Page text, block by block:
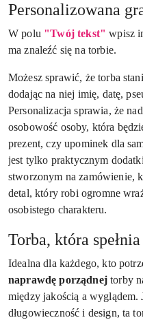
Personalizowana
W polu "Twój tekst" wpisz
ma znaleźć się na torbie.
Możesz sprawić, że torba
dodając na niej imię, datę,
Personalizacja sprawia, że
osobowość osoby, która
prezent, czy upominek dla
jest tylko praktycznym
stworzonym na zamówienie,
detal, który robi ogromne
osobistego charakteru.
Torba, która
Idealna dla każdego, kto
naprawdę porządnejtorby
między jakością a wyglądem.
długowieczność i design, ta